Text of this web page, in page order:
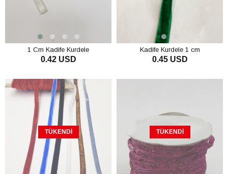
1 Cm Kadife Kurdele
0.42 USD
Kadife Kurdele 1 cm
0.45 USD
TÜKENDI TÜKENDI